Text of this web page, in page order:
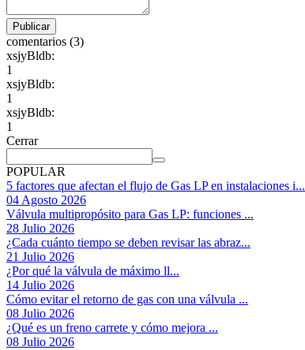
comentarios (3)
xsjyBldb:
1
xsjyBldb:
1
xsjyBldb:
1
Cerrar
POPULAR
5 factores que afectan el flujo de Gas LP en instalaciones i...
04 Agosto 2026
Válvula multipropósito para Gas LP: funciones ...
28 Julio 2026
¿Cada cuánto tiempo se deben revisar las abraz...
21 Julio 2026
¿Por qué la válvula de máximo ll...
14 Julio 2026
Cómo evitar el retorno de gas con una válvula ...
08 Julio 2026
¿Qué es un freno carrete y cómo mejora ...
08 Julio 2026